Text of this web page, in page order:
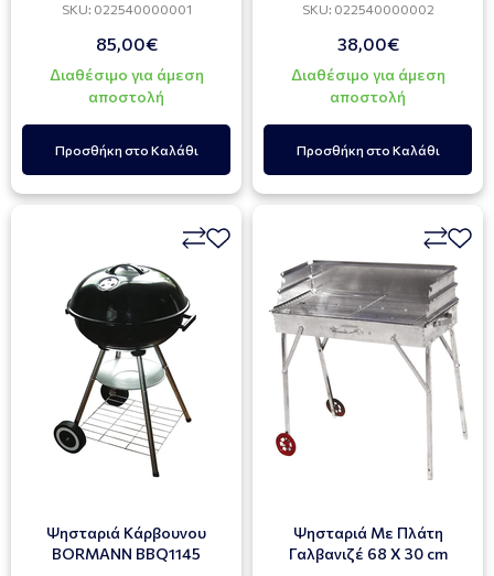
SKU: 022540000001
85,00€
Διαθέσιμο για άμεση
αποστολή
Προσθήκη στο Καλάθι
SKU: 022540000002
38,00€
Διαθέσιμο για άμεση
αποστολή
Προσθήκη στο Καλάθι
Ψησταριά Κάρβουνου
BORMANN BBQ1145
Ψησταριά Με Πλάτη
Γαλβανιζέ 68 Χ 30 cm